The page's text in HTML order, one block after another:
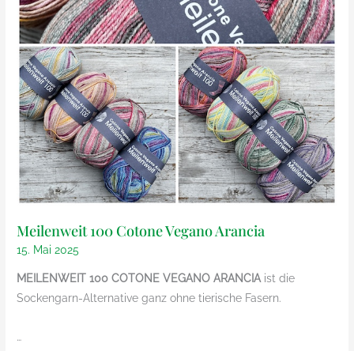
Meilenweit 100 Cotone Vegano Arancia
15. Mai 2025
MEILENWEIT 100 COTONE VEGANO ARANCIA ist die
Sockengarn-Alternative ganz ohne tierische Fasern.
…